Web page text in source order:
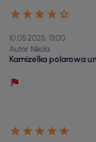
10.05.2025, 13:00
Autor Nikola
Kamizelka polarowa